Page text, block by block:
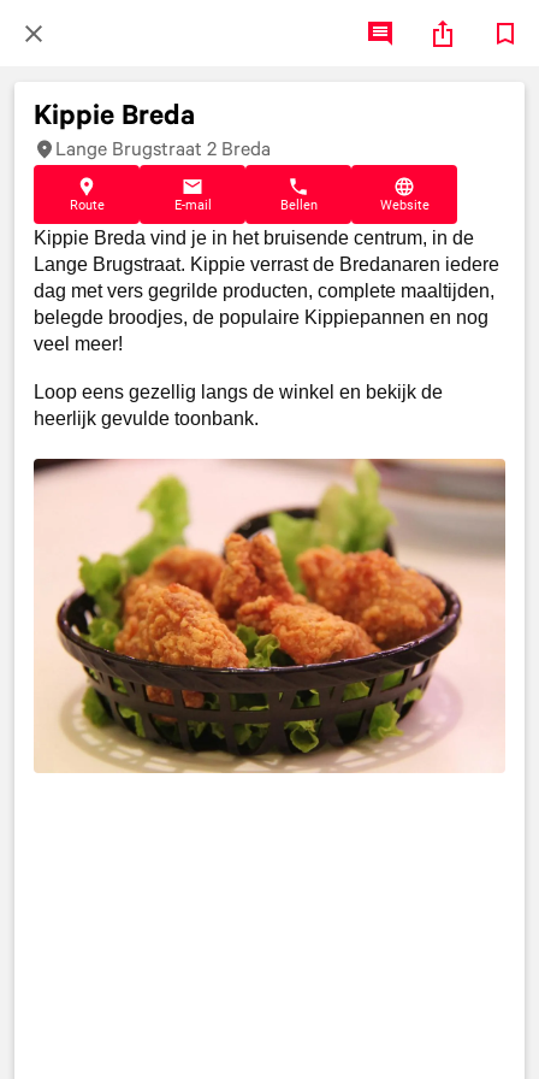
Kippie Breda
Lange Brugstraat 2 Breda
Route E-mail Bellen Website
Kippie Breda vind je in het bruisende centrum, in de
Lange Brugstraat. Kippie verrast de Bredanaren iedere
dag met vers gegrilde producten, complete maaltijden,
belegde broodjes, de populaire Kippiepannen en nog
veel meer!
Loop eens gezellig langs de winkel en bekijk de
heerlijk gevulde toonbank.